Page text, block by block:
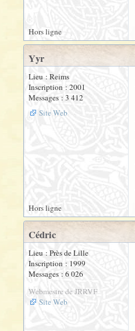
Hors ligne
Yyr
Lieu : Reims
Inscription : 2001
Messages : 3 412
Site Web
Hors ligne
Cédric
Lieu : Près de Lille
Inscription : 1999
Messages : 6 026
Webmestre de JRRVF
Site Web